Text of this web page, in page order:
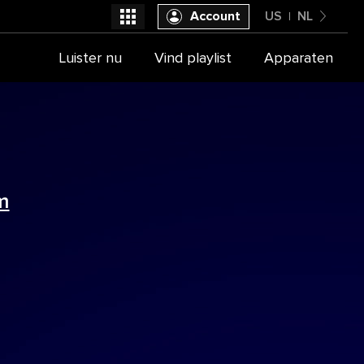
United States
US NL
Account
Luister nu Vind playlist Apparaten